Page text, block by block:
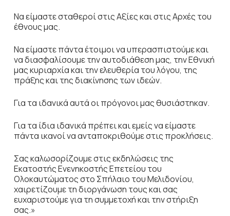
Να είμαστε σταθεροί στις Αξίες και στις Αρχές του
έθνους μας.
Να είμαστε πάντα έτοιμοι να υπερασπιστούμε και
να διασφαλίσουμε την αυτοδιάθεση μας, την Εθνική
μας κυριαρχία και την ελευθερία του λόγου, της
πράξης και της διακίνησης των ιδεών.
Για τα ιδανικά αυτά οι πρόγονοι μας θυσιάστηκαν.
Για τα ίδια ιδανικά πρέπει και εμείς να είμαστε
πάντα ικανοί να ανταποκριθούμε στις προκλήσεις.
Σας καλωσορίζουμε στις εκδηλώσεις της
Εκατοστής Ενενηκοστής Επετείου του
Ολοκαυτώματος στο Σπήλαιο του Μελιδονίου,
χαιρετίζουμε τη διοργάνωση τους και σας
ευχαριστούμε για τη συμμετοχή και την στήριξη
σας.»